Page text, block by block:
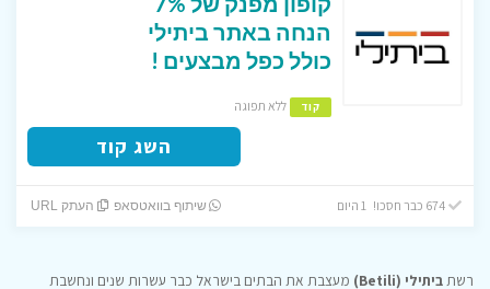
הנחה באתר ביתילי
כולל כפל מבצעים !
קוד ללא תפוגה
השג קוד
674 כבר חסכו! 1 היום שיתוף בוואטסאפ העתק URL
רשתביתילי (Betili)
מעצבת את הבתים בישראל כבר עשרות שנים ונחשבת